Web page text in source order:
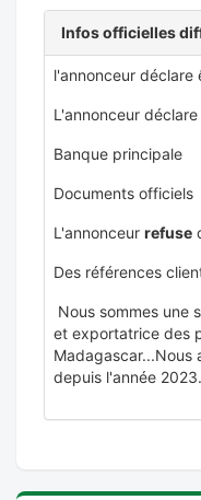
Infos officielles
l'annonceur déclare
L'annonceur
Banque principale
Documents officiels
L'annonceur refuse
Des références
Nous sommes une
et exportatrice des
Madagascar...Nous
depuis l'année 2023.